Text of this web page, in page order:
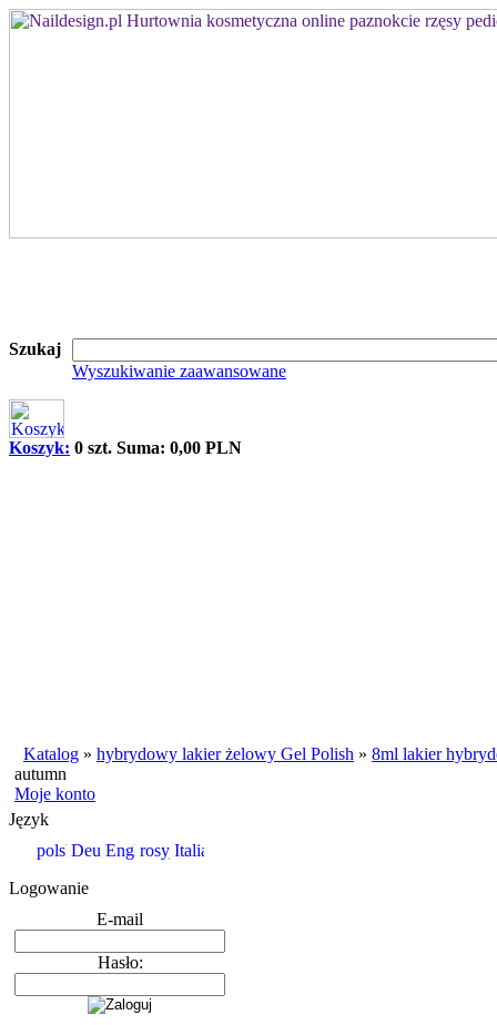
Szukaj
Wyszukiwanie zaawansowane
Koszyk: 0 szt. Suma: 0,00 PLN
Katalog » hybrydowy lakier żelowy Gel Polish » 8ml lakier
autumn
Moje konto
Język
Logowanie
E-mail
Hasło: